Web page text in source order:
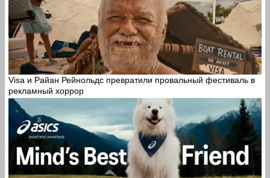
Visa и Райан Рейнольдс превратили провальный фестиваль в
рекламный хоррор